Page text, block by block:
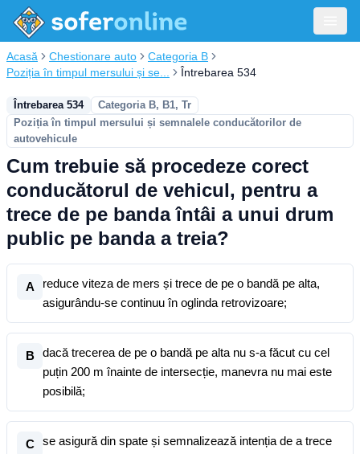
Acasă Chestionare auto
Categoria B
Poziția în timpul mersului și se...
Întrebarea 534
Întrebarea 534
Categoria B, B1, Tr
Poziția în timpul mersului și semnalele conducătorilor de
autovehicule
Cum trebuie să procedeze corect
conducătorul de vehicul, pentru a
trece de pe banda întâi a unui drum
public pe banda a treia?
A
reduce viteza de mers și trece de pe o bandă pe alta,
asigurându-se continuu în oglinda retrovizoare;
B
dacă trecerea de pe o bandă pe alta nu s-a făcut cu cel
puțin 200 m înainte de intersecție, manevra nu mai este
posibilă;
C
se asigură din spate și semnalizează intenția de a trece